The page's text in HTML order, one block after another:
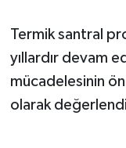
Termik santral
yıllardır devam
mücadelesinin
olarak